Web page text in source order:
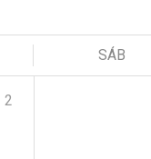
SÁB
2